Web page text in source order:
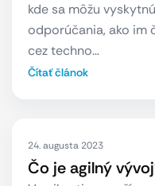
kde sa môžu
odporúčania, ako im
cez techno…
Čítať článok
24. augusta 2023
Čo je agilný